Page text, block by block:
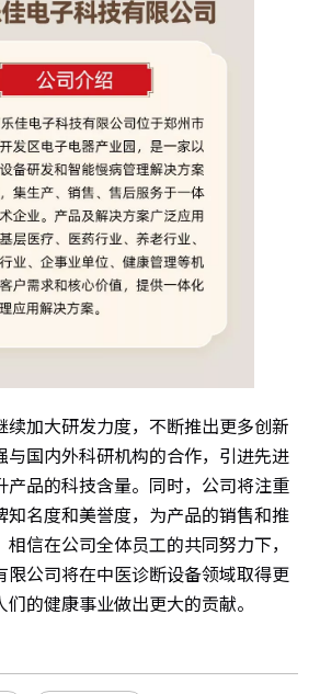
续加大研发力度，不断推出更多创新
与国内外科研机构的合作，引进先进
产品的科技含量。同时，公司将注重
知名度和美誉度，为产品的销售和推
信在公司全体员工的共同努力下，
限公司将在中医诊断设备领域取得更
的健康事业做出更大的贡献。